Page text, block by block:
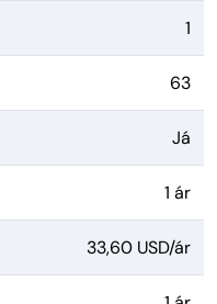
1
63
Já
1 ár
33,60 USD/ár